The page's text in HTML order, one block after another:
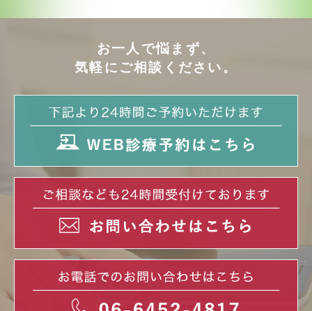
お一人で悩まず、
気軽にご相談ください。